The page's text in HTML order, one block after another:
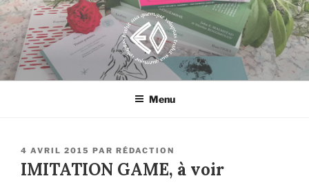
Aller
au
contenu
principal
EROSONYX
Tout livre n’est-il pas une bouteille jetée à la mer ?
Menu
PUBLIÉ
LE
4 AVRIL 2015 PAR RÉDACTION
IMITATION GAME, à voir